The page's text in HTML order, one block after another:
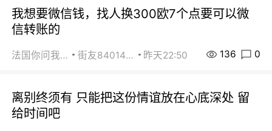
我想要微信钱，找人换300欧7个点要可以微
信转账的
法国你问我答 街友84014588 昨天22:50 136 0
离别终须有 只能把这份情谊放在心底深处 留
给时间吧